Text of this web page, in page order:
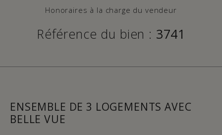
Honoraires à la charge du vendeur
Référence du bien : 3741
ENSEMBLE DE 3 LOGEMENTS AVEC
BELLE VUE